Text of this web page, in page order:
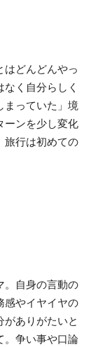
はどんどんやっ
く自分らしく
まっていた」境
ーンを少し変化
旅行は初めての
。自身の言動の
感やイヤイヤの
ありがたいと
。争い事や口論